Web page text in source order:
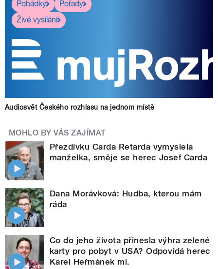
Pohádky
Pořady
Živé vysílání
Audiosvět Českého rozhlasu na jednom místě
MOHLO BY VÁS ZAJÍMAT
Přezdívku Carda Retarda vymyslela
manželka, směje se herec Josef Carda
Dana Morávková: Hudba, kterou mám
ráda
Co do jeho života přinesla výhra zelené
karty pro pobyt v USA? Odpovídá herec
Karel Heřmánek ml.